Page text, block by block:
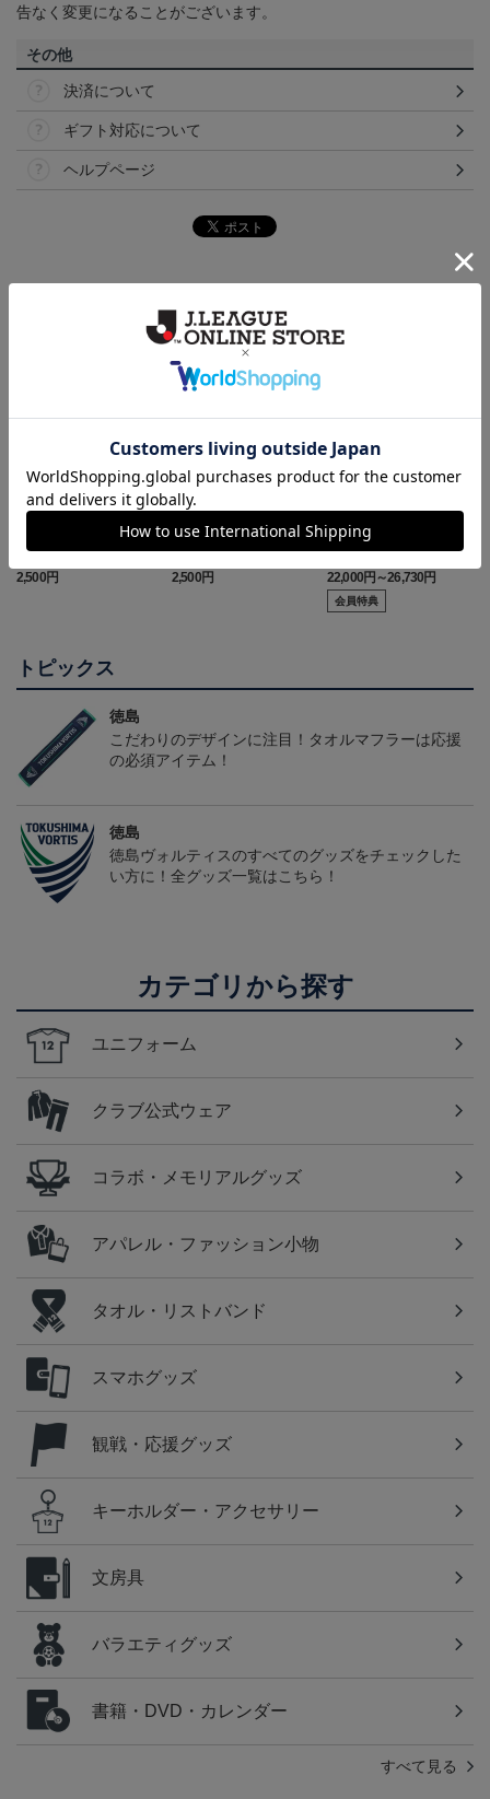
告なく変更になることがございます。
その他
決済について
ギフト対応について
ヘルプページ
徳島ヴォルティス ニョ
ロボン タオルマフラー
2,500円
NEW
徳島ヴォルティス ピカ
チュウ タオルマフラー
2,500円
2026/27オーセンティッ
クユニフォーム(FP1st/半
袖)
22,000円～26,730円
会員特典
トピックス
徳島
こだわりのデザインに注目！タオルマフラーは応援
の必須アイテム！
徳島
徳島ヴォルティスのすべてのグッズをチェックした
い方に！全グッズ一覧はこちら！
カテゴリから探す
ユニフォーム
クラブ公式ウェア
コラボ・メモリアルグッズ
アパレル・ファッション小物
タオル・リストバンド
スマホグッズ
観戦・応援グッズ
キーホルダー・アクセサリー
文房具
バラエティグッズ
書籍・DVD・カレンダー
すべて見る